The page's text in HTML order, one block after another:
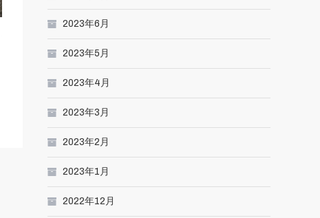
2023年6月
2023年5月
2023年4月
2023年3月
2023年2月
2023年1月
2022年12月